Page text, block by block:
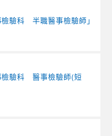
驗科 半職醫事檢驗師」
檢驗科 醫事檢驗師(短